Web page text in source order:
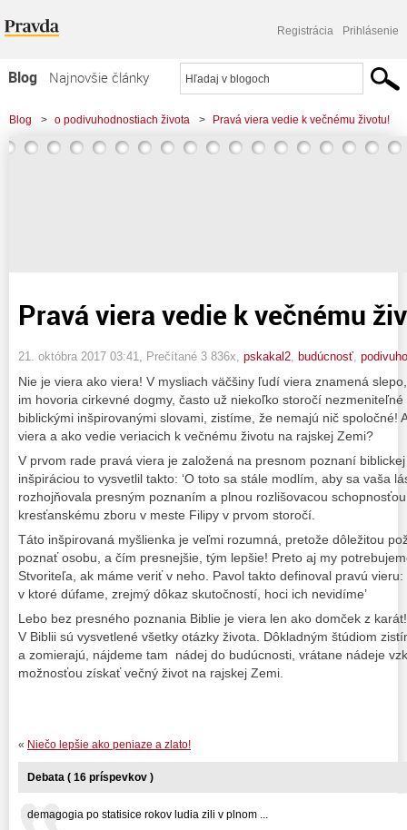
Registrácia Prihlásenie
Blog
Najnovšie články
Najčítanejšie články
Najkomentovanejšie články
Blog > o podivuhodnostiach života > Pravá viera vedie k večnému životu!
Pravá viera vedie k večnému
21. októbra 2017 03:41 , Prečítané 3 836x, pskakal2 budúcnosť
Nie je viera ako viera! V mysliach väčšiny ľudí viera znamená
im hovoria cirkevné dogmy, často už niekoľko storočí
biblickými inšpirovanými slovami, zistíme, že nemajú nič spoločné!
viera a ako vedie veriacich k večnému životu na rajskej Zemi?
V prvom rade pravá viera je založená na presnom poznaní
inšpiráciou to vysvetlil takto: ‘O toto sa stále modlím, aby sa vaša
rozhojňovala presným poznaním a plnou rozlišovacou
kresťanskému zboru v meste Filipy v prvom storočí.
Táto inšpirovaná myšlienka je veľmi rozumná, pretože dôležitou
poznať osobu, a čím presnejšie, tým lepšie! Preto aj my
Stvoriteľa, ak máme veriť v neho. Pavol takto definoval pravú vieru:
v ktoré dúfame, zrejmý dôkaz skutočností, hoci ich nevidíme’
Lebo bez presného poznania Biblie je viera len ako domček z
V Biblii sú vysvetlené všetky otázky života. Dôkladným štúdiom
a zomierajú, nájdeme tam nádej do budúcnosti, vrátane nádeje
možnosťou získať večný život na rajskej Zemi.
« Niečo lepšie ako peniaze a zlato!
Debata ( 16 príspevkov )
demagogia po statisice rokov ludia zili v plnom ...